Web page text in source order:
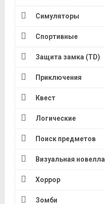
Симуляторы
Спортивные
Защита замка (TD)
Приключения
Квест
Логические
Поиск предметов
Визуальная новелла
Хоррор
Зомби